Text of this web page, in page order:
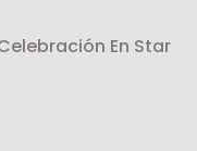
En Star